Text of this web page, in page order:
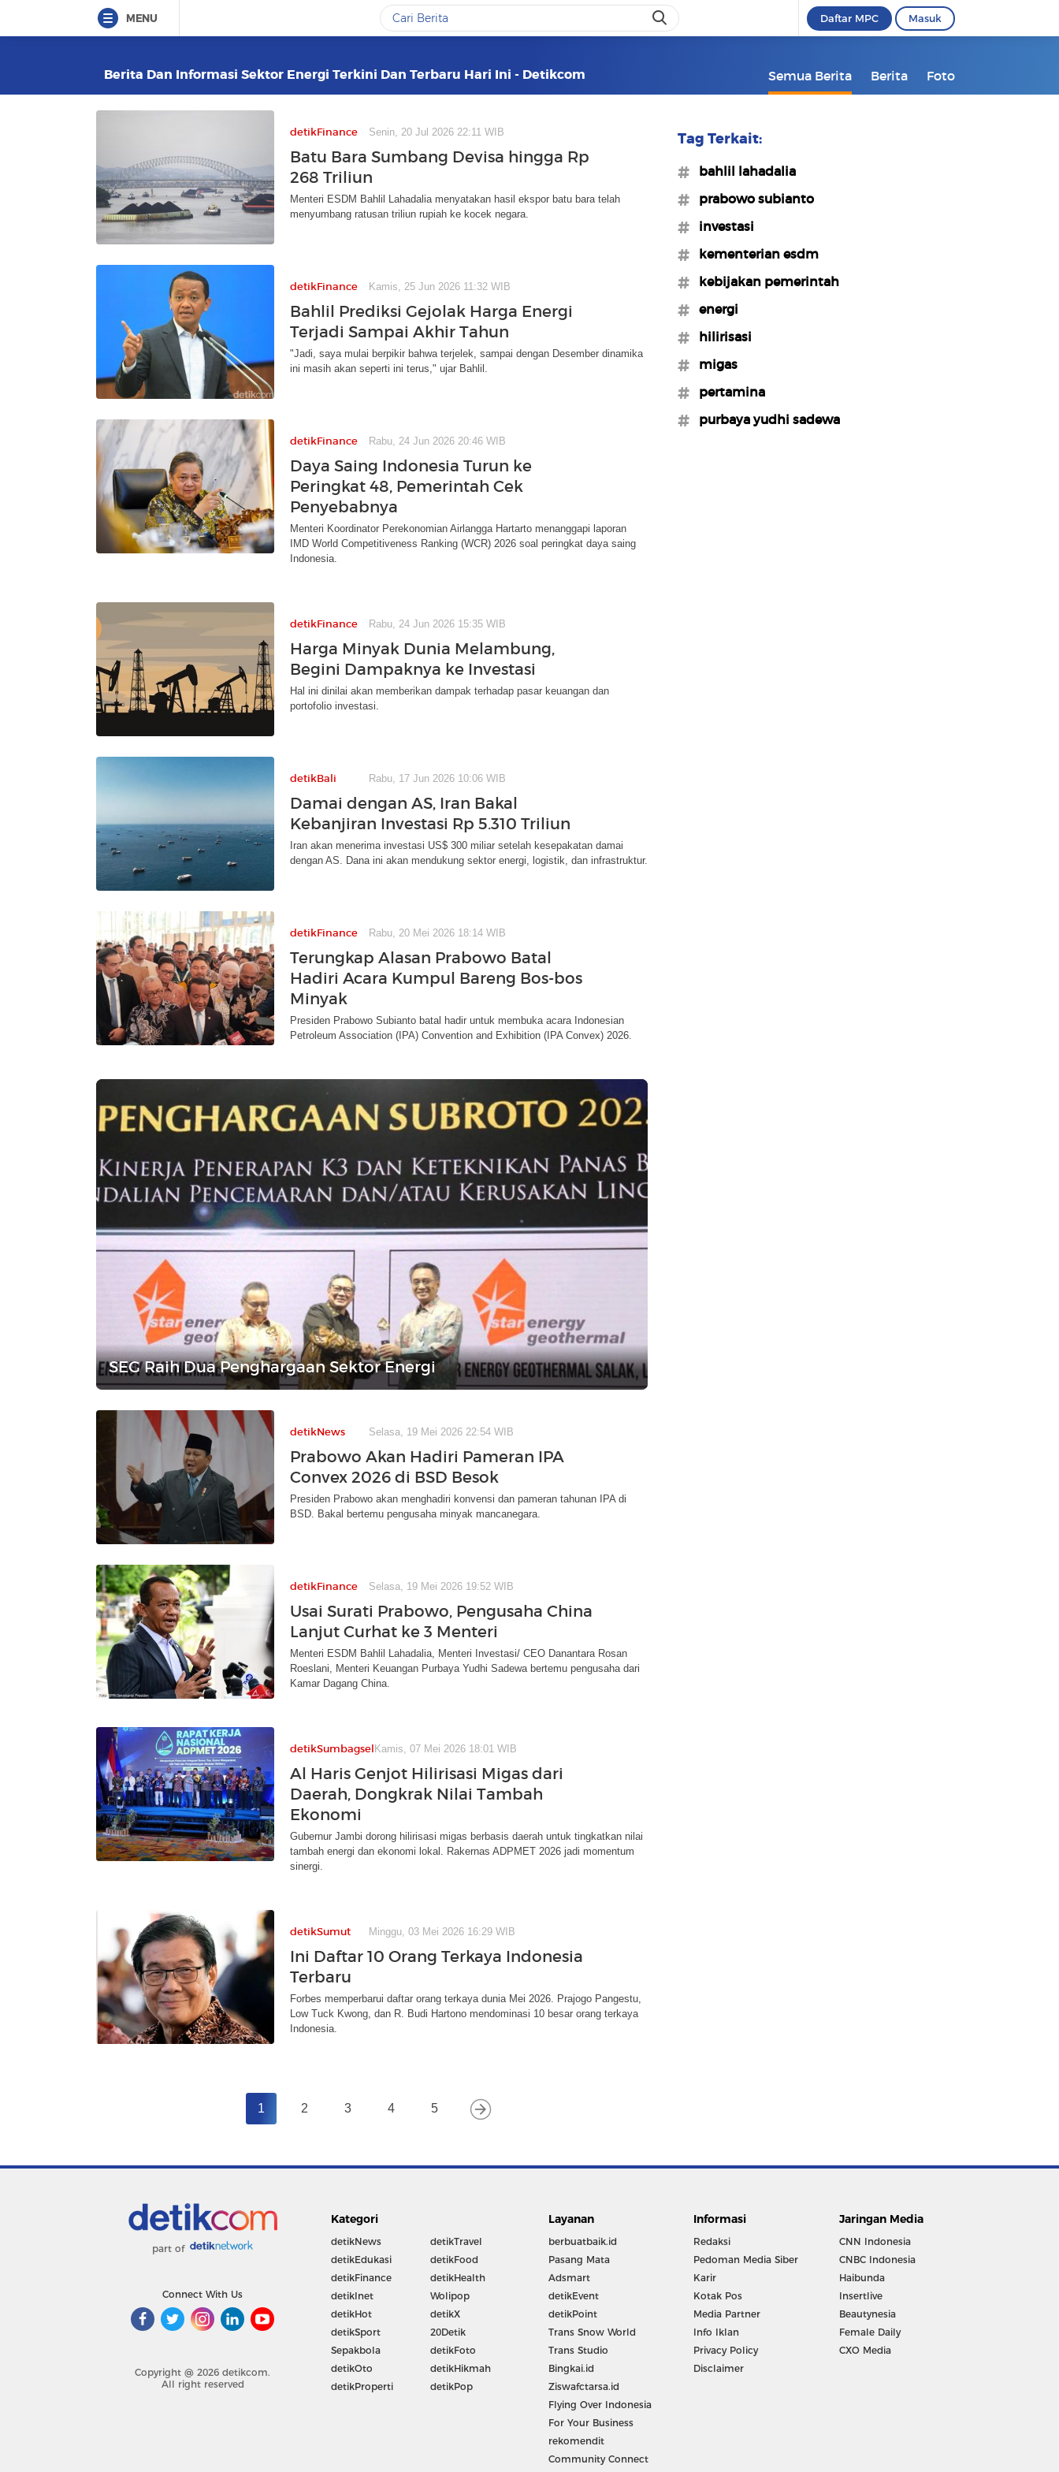
MENU Daftar MPC Masuk
Berita Dan Informasi Sektor Energi Terkini Dan Terbaru Hari Ini - Detikcom Semua Berita Berita Foto
detikFinance Senin, 20 Jul 2026 22:11 WIB
Batu Bara Sumbang Devisa hingga Rp
268 Triliun
Menteri ESDM Bahlil Lahadalia menyatakan hasil ekspor batu bara telah
menyumbang ratusan triliun rupiah ke kocek negara.
detikFinance Kamis, 25 Jun 2026 11:32 WIB
Bahlil Prediksi Gejolak Harga Energi
Terjadi Sampai Akhir Tahun
"Jadi, saya mulai berpikir bahwa terjelek, sampai dengan Desember dinamika
ini masih akan seperti ini terus," ujar Bahlil.
detikFinance Rabu, 24 Jun 2026 20:46 WIB
Daya Saing Indonesia Turun ke
Peringkat 48, Pemerintah Cek
Penyebabnya
Menteri Koordinator Perekonomian Airlangga Hartarto menanggapi laporan
IMD World Competitiveness Ranking (WCR) 2026 soal peringkat daya saing
Indonesia.
detikFinance Rabu, 24 Jun 2026 15:35 WIB
Harga Minyak Dunia Melambung,
Begini Dampaknya ke Investasi
Hal ini dinilai akan memberikan dampak terhadap pasar keuangan dan
portofolio investasi.
detikBali Rabu, 17 Jun 2026 10:06 WIB
Damai dengan AS, Iran Bakal
Kebanjiran Investasi Rp 5.310 Triliun
Iran akan menerima investasi US$ 300 miliar setelah kesepakatan damai
dengan AS. Dana ini akan mendukung sektor energi, logistik, dan infrastruktur.
detikFinance Rabu, 20 Mei 2026 18:14 WIB
Terungkap Alasan Prabowo Batal
Hadiri Acara Kumpul Bareng Bos-bos
Minyak
Presiden Prabowo Subianto batal hadir untuk membuka acara Indonesian
Petroleum Association (IPA) Convention and Exhibition (IPA Convex) 2026.
SEG Raih Dua Penghargaan Sektor Energi
detikNews Selasa, 19 Mei 2026 22:54 WIB
Prabowo Akan Hadiri Pameran IPA
Convex 2026 di BSD Besok
Presiden Prabowo akan menghadiri konvensi dan pameran tahunan IPA di
BSD. Bakal bertemu pengusaha minyak mancanegara.
detikFinance Selasa, 19 Mei 2026 19:52 WIB
Usai Surati Prabowo, Pengusaha China
Lanjut Curhat ke 3 Menteri
Menteri ESDM Bahlil Lahadalia, Menteri Investasi/ CEO Danantara Rosan
Roeslani, Menteri Keuangan Purbaya Yudhi Sadewa bertemu pengusaha dari
Kamar Dagang China.
detikSumbagsel Kamis, 07 Mei 2026 18:01 WIB
Al Haris Genjot Hilirisasi Migas dari
Daerah, Dongkrak Nilai Tambah
Ekonomi
Gubernur Jambi dorong hilirisasi migas berbasis daerah untuk tingkatkan nilai
tambah energi dan ekonomi lokal. Rakernas ADPMET 2026 jadi momentum
sinergi.
detikSumut Minggu, 03 Mei 2026 16:29 WIB
Ini Daftar 10 Orang Terkaya Indonesia
Terbaru
Forbes memperbarui daftar orang terkaya dunia Mei 2026. Prajogo Pangestu,
Low Tuck Kwong, dan R. Budi Hartono mendominasi 10 besar orang terkaya
Indonesia.
1 2 3 4 5
Tag Terkait:
#bahlil lahadalia
#prabowo subianto
#investasi
#kementerian esdm
#kebijakan pemerintah
#energi
#hilirisasi
#migas
#pertamina
#purbaya yudhi sadewa
part of
Connect With Us
Copyright @ 2026 detikcom.
All right reserved
Kategori
detikNews
detikEdukasi
detikFinance
detikInet
detikHot
detikSport
Sepakbola
detikOto
detikProperti
detikTravel
detikFood
detikHealth
Wolipop
detikX
20Detik
detikFoto
detikHikmah
detikPop
Layanan
berbuatbaik.id
Pasang Mata
Adsmart
detikEvent
detikPoint
Trans Snow World
Trans Studio
Bingkai.id
Ziswafctarsa.id
Flying Over Indonesia
For Your Business
rekomendit
Community Connect
Informasi
Redaksi
Pedoman Media Siber
Karir
Kotak Pos
Media Partner
Info Iklan
Privacy Policy
Disclaimer
Jaringan Media
CNN Indonesia
CNBC Indonesia
Haibunda
Insertlive
Beautynesia
Female Daily
CXO Media